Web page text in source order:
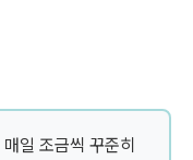
일 조금씩 꾸준히